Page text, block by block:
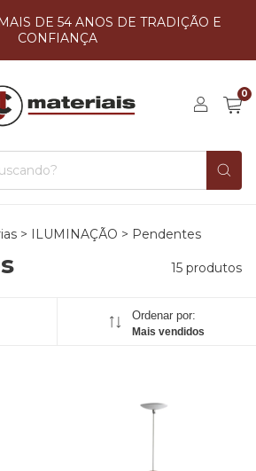
DE 54 ANOS DE TRADIÇÃO E
CONFIANÇA
0
> ILUMINAÇÃO > Pendentes
15 produtos
Ordenar por:
Mais vendidos